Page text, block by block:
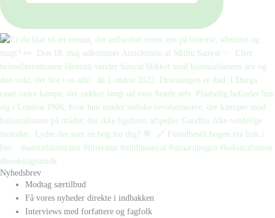
Nyhedsbrev
Modtag særtilbud
Få vores nyheder direkte i indbakken
Interviews med forfattere og fagfolk